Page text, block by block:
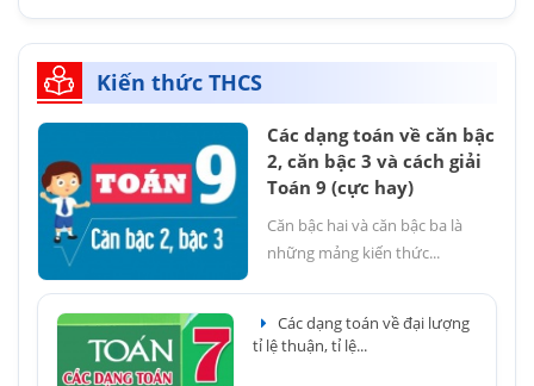
Kiến thức THCS
Các dạng toán về căn bậc
2, căn bậc 3 và cách giải
Toán 9 (cực hay)
Căn bậc hai và căn bậc ba là
những mảng kiến thức...
Các dạng toán về đại lượng
tỉ lệ thuận, tỉ lệ...